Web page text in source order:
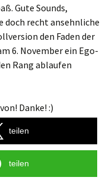
Gute Sounds,
doch recht ansehnliche
den Faden der
6. November ein Ego-
Rang ablaufen
Danke! :)
teilen
teilen